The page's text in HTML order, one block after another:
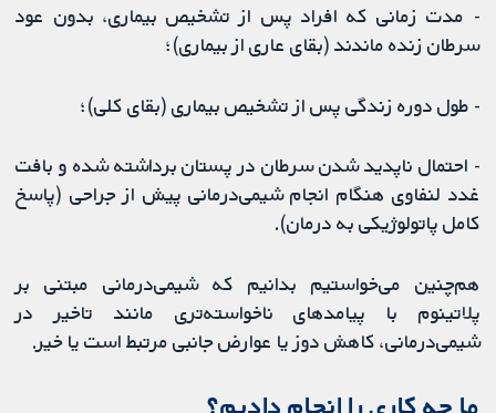
- مدت زمانی که افراد پس از تشخیص بیماری، بدون عود
سرطان زنده ماندند (بقای عاری از بیماری)؛
- طول دوره زندگی پس از تشخیص بیماری (بقای کلی)؛
- احتمال ناپدید شدن سرطان در پستان برداشته شده و بافت
غدد لنفاوی هنگام انجام شیمی‌درمانی پیش از جراحی (پاسخ
کامل پاتولوژیکی به درمان).
هم‌چنین می‌خواستیم بدانیم که شیمی‌درمانی مبتنی بر
پلاتینوم با پیامدهای ناخواسته‌تری مانند تاخیر در
شیمی‌درمانی، کاهش دوز یا عوارض جانبی مرتبط است یا خیر.